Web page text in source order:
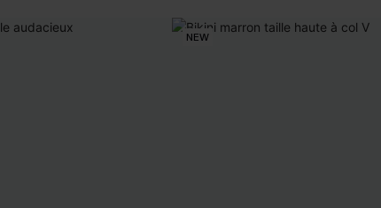
NEW